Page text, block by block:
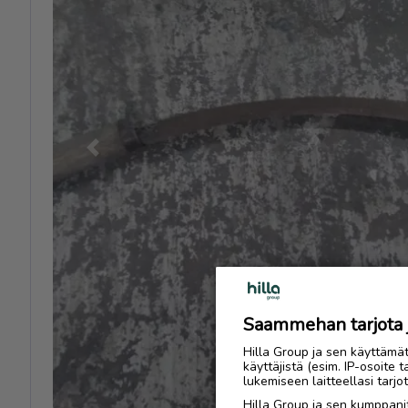
Previous
Saammehan
Hilla Group ja sen
käyttäjistä (esim. IP-osoite
lukemiseen laitteellasi